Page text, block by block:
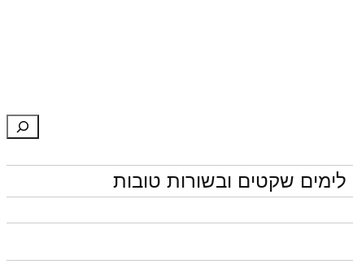
חיפוש
שקטים ובשורות טובות